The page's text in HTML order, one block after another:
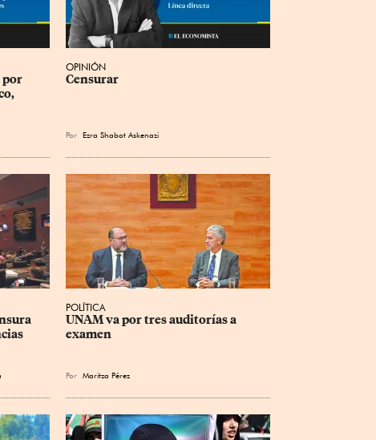
por
OPINIÓN
Censurar
Por Ezra Shabot Askenazi
POLÍTICA
UNAM va por tres auditorías a
examen
Por Maritza Pérez